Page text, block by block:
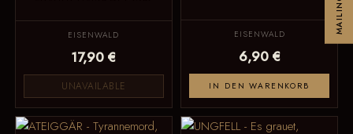
EISENWALD
17,90 €
UNAVAILABLE
EISENWALD
6,90 €
IN DEN WARENKORB